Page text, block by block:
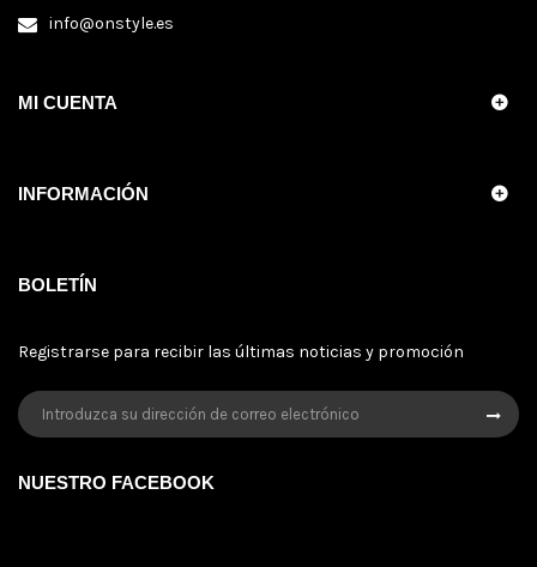
info@onstyle.es
MI CUENTA
INFORMACIÓN
BOLETÍN
Registrarse para recibir las últimas noticias y promoción
NUESTRO FACEBOOK